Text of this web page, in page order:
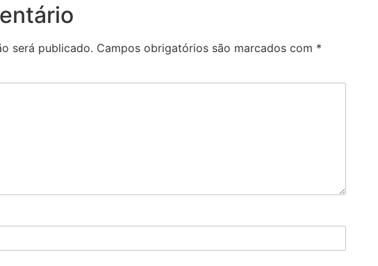
será publicado. Campos obrigatórios são marcados com *